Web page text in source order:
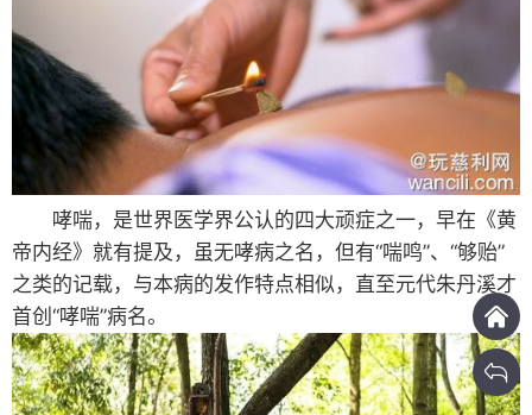
哮喘，是世界医学界公认的四大顽症之一，早在《黄
帝内经》就有提及，虽无哮病之名，但有“喘鸣”、“够贻”
之类的记载，与本病的发作特点相似，直至元代朱丹溪才
首创“哮喘”病名。